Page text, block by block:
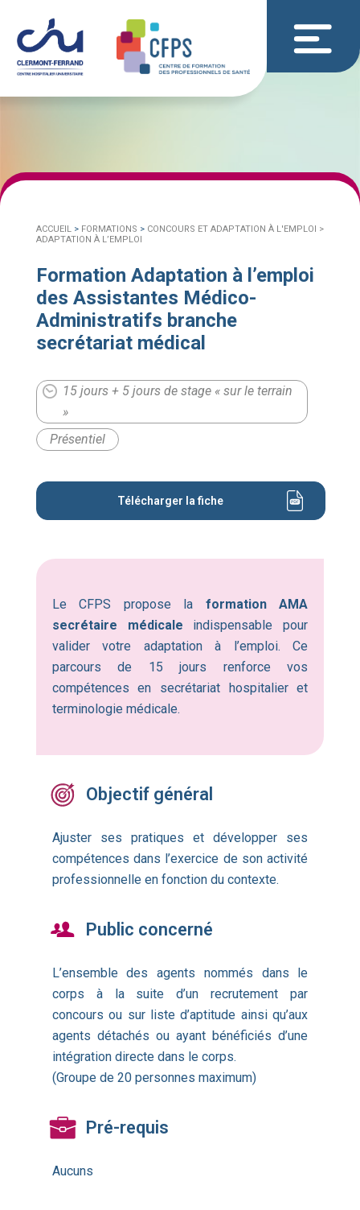
ACCUEIL> FORMATIONS > CONCOURS ET ADAPTATION À L'EMPLOI >
ADAPTATION À L’EMPLOI
Formation Adaptation à l’emploi
des Assistantes Médico-
Administratifs branche
secrétariat médical
15 jours + 5 jours de stage « sur le terrain
»
Présentiel
Télécharger la fiche
Le CFPS propose la formation AMA
secrétaire médicale indispensable pour
valider votre adaptation à l’emploi. Ce
parcours de 15 jours renforce vos
compétences en secrétariat hospitalier et
terminologie médicale.
Objectif général
Ajuster ses pratiques et développer ses
compétences dans l’exercice de son activité
professionnelle en fonction du contexte.
Public concerné
L’ensemble des agents nommés dans le
corps à la suite d’un recrutement par
concours ou sur liste d’aptitude ainsi qu’aux
agents détachés ou ayant bénéficiés d’une
intégration directe dans le corps.
(Groupe de 20 personnes maximum)
Pré-requis
Aucuns